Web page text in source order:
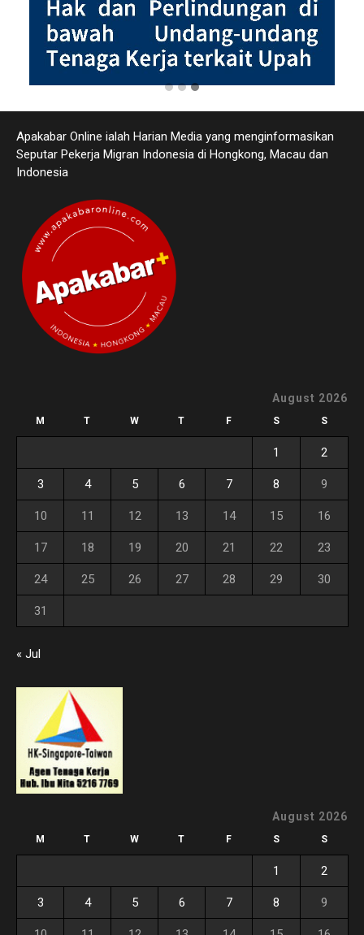
Apakabar Online ialah Harian Media yang menginformasikan
Seputar Pekerja Migran Indonesia di Hongkong, Macau dan
Indonesia
August 2026
M T W T F S S
1 2
3 4 5 6 7 8 9
10 11 12 13 14 15 16
17 18 19 20 21 22 23
24 25 26 27 28 29 30
31
« Jul
August 2026
M T W T F S S
1 2
3 4 5 6 7 8 9